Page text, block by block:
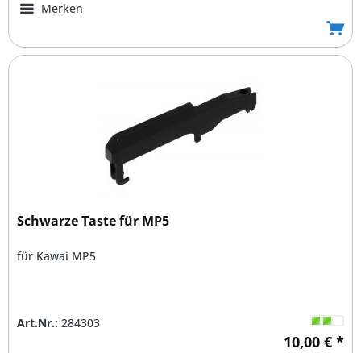
Merken
Schwarze Taste für MP5
für Kawai MP5
Art.Nr.: 284303
10,00 € *